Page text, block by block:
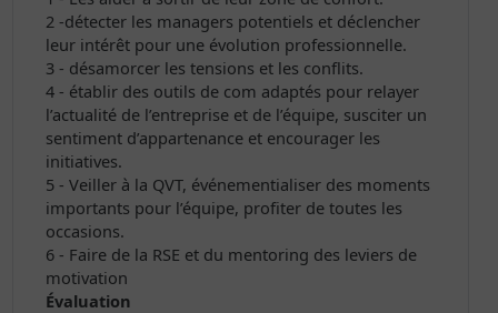
2 -détecter les managers potentiels et déclencher
leur intérêt pour une évolution professionnelle.
3 - désamorcer les tensions et les conflits.
4 - établir des outils de com adaptés pour relayer
l’actualité de l’entreprise et de l’équipe, susciter un
sentiment d’appartenance et encourager les
initiatives.
5 - Veiller à la QVT, événementialiser des moments
importants pour l’équipe, profiter de toutes les
occasions.
6 - Faire de la RSE et du mentoring des leviers de
motivation
Évaluation